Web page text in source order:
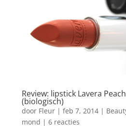
Review: lipstick Lavera
(biologisch)
door Fleur| feb 7, 2014|
mond | 6 reacties